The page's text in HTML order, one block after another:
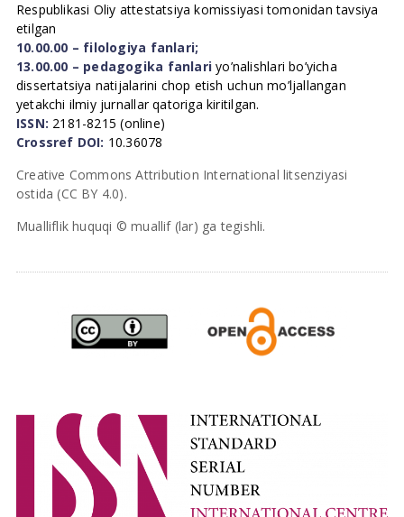
Respublikasi Oliy attestatsiya komissiyasi tomonidan tavsiya
etilgan
10.00.00 – filologiya fanlari;
13.00.00 – pedagogika fanlari yo’nalishlari bo’yicha
dissertatsiya natijalarini chop etish uchun mo’ljallangan
yetakchi ilmiy jurnallar qatoriga kiritilgan.
ISSN: 2181-8215 (online)
Crossref DOI: 10.36078
Creative Commons Attribution International litsenziyasi
ostida (CC BY 4.0).
Mualliflik huquqi © muallif (lar) ga tegishli.